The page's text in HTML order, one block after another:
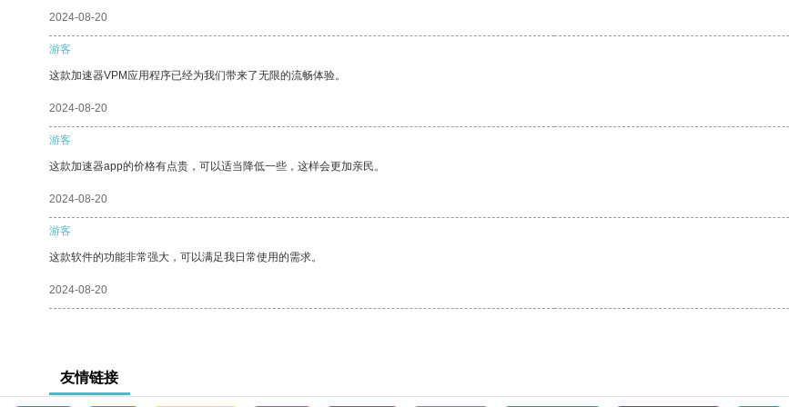
2024-08-20
游客
这款加速器VPM应用程序已经为我们带来了无限的流畅体验。
2024-08-20
游客
这款加速器app的价格有点贵，可以适当降低一些，这样会更加亲民。
2024-08-20
游客
这款软件的功能非常强大，可以满足我日常使用的需求。
2024-08-20
友情链接